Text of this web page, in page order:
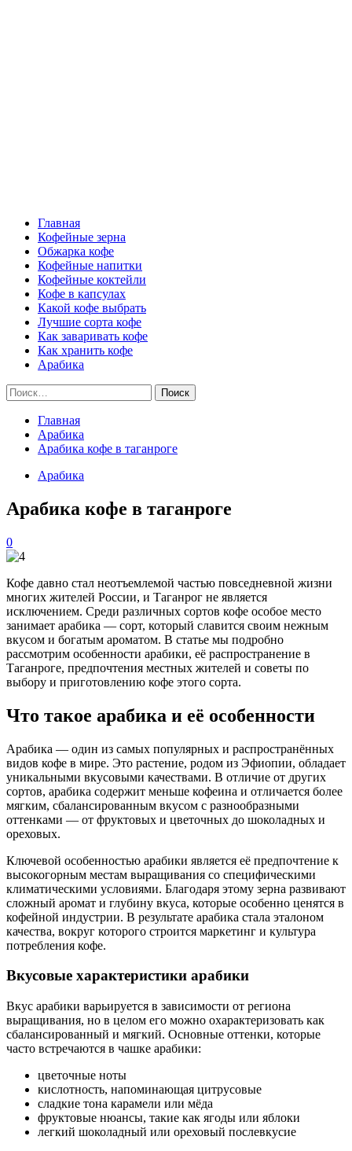
Главная
Кофейные зерна
Обжарка кофе
Кофейные напитки
Кофейные коктейли
Кофе в капсулах
Какой кофе выбрать
Лучшие сорта кофе
Как заваривать кофе
Как хранить кофе
Арабика
Найти:
Главная
Арабика
Арабика кофе в таганроге
Арабика
Арабика кофе в таганроге
0
Кофе давно стал неотъемлемой частью повседневной жизни
многих жителей России, и Таганрог не является
исключением. Среди различных сортов кофе особое место
занимает арабика — сорт, который славится своим нежным
вкусом и богатым ароматом. В статье мы подробно
рассмотрим особенности арабики, её распространение в
Таганроге, предпочтения местных жителей и советы по
выбору и приготовлению кофе этого сорта.
Что такое арабика и её особенности
Арабика — один из самых популярных и распространённых
видов кофе в мире. Это растение, родом из Эфиопии, обладает
уникальными вкусовыми качествами. В отличие от других
сортов, арабика содержит меньше кофеина и отличается более
мягким, сбалансированным вкусом с разнообразными
оттенками — от фруктовых и цветочных до шоколадных и
ореховых.
Ключевой особенностью арабики является её предпочтение к
высокогорным местам выращивания со специфическими
климатическими условиями. Благодаря этому зерна развивают
сложный аромат и глубину вкуса, которые особенно ценятся в
кофейной индустрии. В результате арабика стала эталоном
качества, вокруг которого строится маркетинг и культура
потребления кофе.
Вкусовые характеристики арабики
Вкус арабики варьируется в зависимости от региона
выращивания, но в целом его можно охарактеризовать как
сбалансированный и мягкий. Основные оттенки, которые
часто встречаются в чашке арабики:
цветочные ноты
кислотность, напоминающая цитрусовые
сладкие тона карамели или мёда
фруктовые нюансы, такие как ягоды или яблоки
легкий шоколадный или ореховый послевкусие